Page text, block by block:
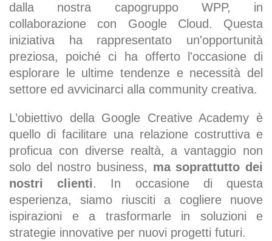
dalla nostra capogruppo WPP, in
collaborazione con Google Cloud. Questa
iniziativa ha rappresentato un'opportunità
preziosa, poiché ci ha offerto l'occasione di
esplorare le ultime tendenze e necessità del
settore ed avvicinarci alla community creativa.
L’obiettivo della Google Creative Academy è
quello di facilitare una relazione costruttiva e
proficua con diverse realtà, a vantaggio non
solo del nostro business, ma soprattutto dei
nostri clienti. In occasione di questa
esperienza, siamo riusciti a cogliere nuove
ispirazioni e a trasformarle in soluzioni e
strategie innovative per nuovi progetti futuri.